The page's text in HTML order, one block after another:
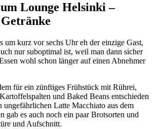
Lounge Helsinki –
um kurz vor sechs Uhr eh der einzige Gast,
nur suboptimal ist, weil man dann sicher
wohl schon länger auf einen Abnehmer
für ein zünftiges Frühstück mit Rührei,
und Baked Beans entschieden
ungefährlichen Latte Macchiato aus dem
gab es auch noch ein paar Brotsorten und
und Aufschnitt.